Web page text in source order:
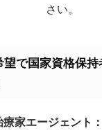
さい。
望で国家資格保
家エージェント：